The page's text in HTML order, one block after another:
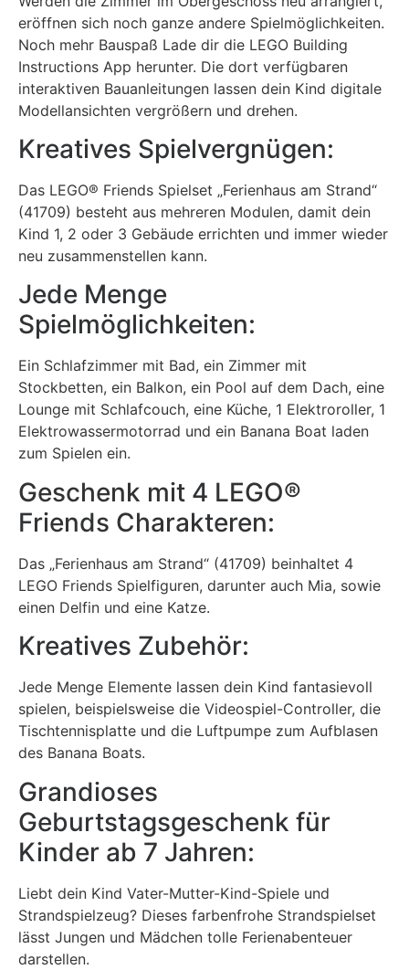
eröffnen sich noch ganze andere Spielmöglichkeiten.
Noch mehr Bauspaß Lade dir die LEGO Building
Instructions App herunter. Die dort verfügbaren
interaktiven Bauanleitungen lassen dein Kind digitale
Modellansichten vergrößern und drehen.
Kreatives Spielvergnügen:
Das LEGO® Friends Spielset „Ferienhaus am Strand“
(41709) besteht aus mehreren Modulen, damit dein
Kind 1, 2 oder 3 Gebäude errichten und immer wieder
neu zusammenstellen kann.
Jede Menge
Spielmöglichkeiten:
Ein Schlafzimmer mit Bad, ein Zimmer mit
Stockbetten, ein Balkon, ein Pool auf dem Dach, eine
Lounge mit Schlafcouch, eine Küche, 1 Elektroroller, 1
Elektrowassermotorrad und ein Banana Boat laden
zum Spielen ein.
Geschenk mit 4 LEGO®
Friends Charakteren:
Das „Ferienhaus am Strand“ (41709) beinhaltet 4
LEGO Friends Spielfiguren, darunter auch Mia, sowie
einen Delfin und eine Katze.
Kreatives Zubehör:
Jede Menge Elemente lassen dein Kind fantasievoll
spielen, beispielsweise die Videospiel-Controller, die
Tischtennisplatte und die Luftpumpe zum Aufblasen
des Banana Boats.
Grandioses
Geburtstagsgeschenk für
Kinder ab 7 Jahren:
Liebt dein Kind Vater-Mutter-Kind-Spiele und
Strandspielzeug? Dieses farbenfrohe Strandspielset
lässt Jungen und Mädchen tolle Ferienabenteuer
darstellen.